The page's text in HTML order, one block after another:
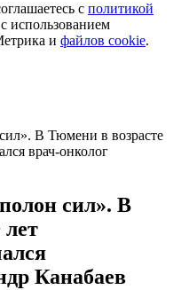
с политикой
использованием
и файлов cookie.
В Тюмени в возрасте
врач‑онколог
сил». В
Канабаев